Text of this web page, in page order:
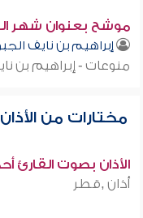
موشح بعنوان شهر
إبراهيم بن نايف
منوعات - إبراهيم بن
مختارات من الأذان
الأذان بصوت القارئ
أذان ,قطر